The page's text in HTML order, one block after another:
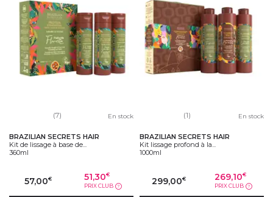
(7) En stock
BRAZILIAN SECRETS HAIR
Kit de lissage à base de...
360ml
57,00€ 51,30€
PRIX CLUB ?
(1) En stock
BRAZILIAN SECRETS HAIR
Kit lissage profond à la...
1000ml
299,00€ 269,10€
PRIX CLUB ?